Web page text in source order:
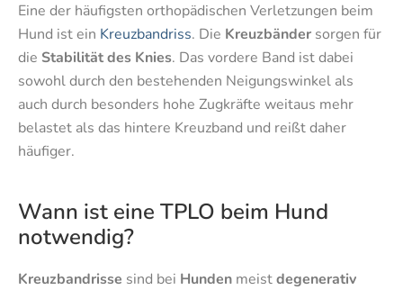
Eine der häufigsten orthopädischen Verletzungen beim
Hund ist ein Kreuzbandriss. Die Kreuzbänder sorgen für
die Stabilität des Knies. Das vordere Band ist dabei
sowohl durch den bestehenden Neigungswinkel als
auch durch besonders hohe Zugkräfte weitaus mehr
belastet als das hintere Kreuzband und reißt daher
häufiger.
Wann ist eine TPLO beim Hund
notwendig?
Kreuzbandrisse sind bei Hunden meistdegenerativ